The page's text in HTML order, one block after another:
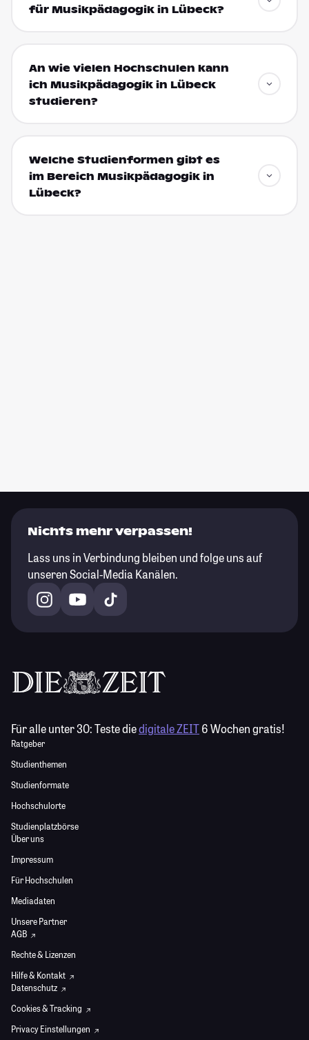
für Musikpädagogik in Lübeck?
An wie vielen Hochschulen kann
ich Musikpädagogik in Lübeck
studieren?
Welche Studienformen gibt es
im Bereich Musikpädagogik in
Lübeck?
Nichts mehr verpassen!
Lass uns in Verbindung bleiben und folge uns auf
unseren Social-Media Kanälen.
Für alle unter 30:Teste diedigitale ZEIT6 Wochen gratis!
Ratgeber
Studienthemen
Studienformate
Hochschulorte
Studienplatzbörse
Über uns
Impressum
Für Hochschulen
Mediadaten
Unsere Partner
AGB
Rechte & Lizenzen
Hilfe & Kontakt
Datenschutz
Cookies & Tracking
Privacy Einstellungen